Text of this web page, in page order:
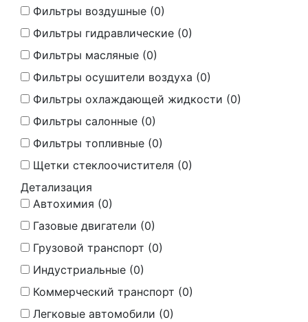
Фильтры воздушные (0)
Фильтры гидравлические (0)
Фильтры масляные (0)
Фильтры осушители воздуха (0)
Фильтры охлаждающей жидкости (0)
Фильтры салонные (0)
Фильтры топливные (0)
Щетки стеклоочистителя (0)
Детализация
Автохимия (0)
Газовые двигатели (0)
Грузовой транспорт (0)
Индустриальные (0)
Коммерческий транспорт (0)
Легковые автомобили (0)